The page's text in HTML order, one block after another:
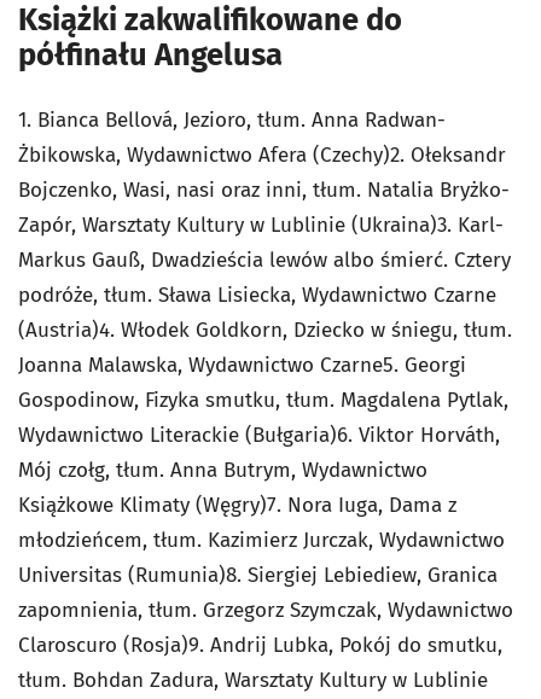
Książki zakwalifikowane do
półfinału Angelusa
1. Bianca Bellová, Jezioro, tłum. Anna Radwan-
Żbikowska, Wydawnictwo Afera (Czechy)2. Ołeksandr
Bojczenko, Wasi, nasi oraz inni, tłum. Natalia Bryżko-
Zapór, Warsztaty Kultury w Lublinie (Ukraina)3. Karl-
Markus Gauß, Dwadzieścia lewów albo śmierć. Cztery
podróże, tłum. Sława Lisiecka, Wydawnictwo Czarne
(Austria)4. Włodek Goldkorn, Dziecko w śniegu, tłum.
Joanna Malawska, Wydawnictwo Czarne5. Georgi
Gospodinow, Fizyka smutku, tłum. Magdalena Pytlak,
Wydawnictwo Literackie (Bułgaria)6. Viktor Horváth,
Mój czołg, tłum. Anna Butrym, Wydawnictwo
Książkowe Klimaty (Węgry)7. Nora Iuga, Dama z
młodzieńcem, tłum. Kazimierz Jurczak, Wydawnictwo
Universitas (Rumunia)8. Siergiej Lebiediew, Granica
zapomnienia, tłum. Grzegorz Szymczak, Wydawnictwo
Claroscuro (Rosja)9. Andrij Lubka, Pokój do smutku,
tłum. Bohdan Zadura, Warsztaty Kultury w Lublinie